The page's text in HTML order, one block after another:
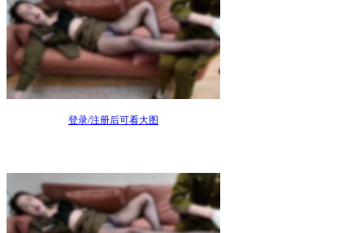
登录/注册后可看大图